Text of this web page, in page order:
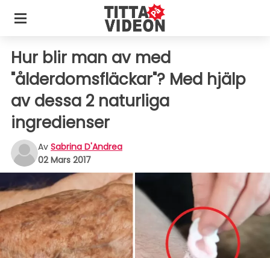
Hur blir man av med
"ålderdomsfläckar"? Med hjälp
av dessa 2 naturliga
ingredienser
Av Sabrina D'Andrea
02 Mars 2017